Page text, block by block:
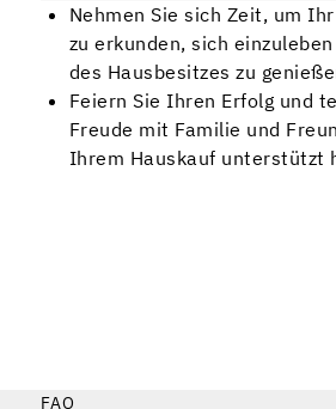
Nehmen Sie sich Zeit, um
zu erkunden, sich
des Hausbesitzes zu
Feiern Sie Ihren Erfolg und
Freude mit Familie und
Ihrem Hauskauf unterstützt
FAQ